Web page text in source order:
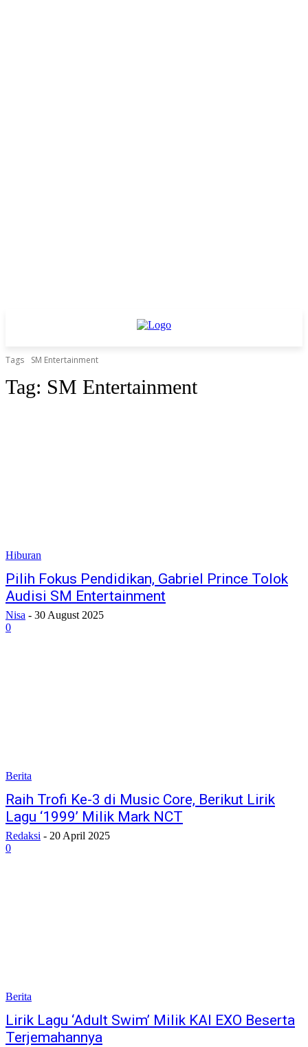
Tags SM Entertainment
Tag: SM Entertainment
Hiburan
Pilih Fokus Pendidikan, Gabriel Prince Tolok
Audisi SM Entertainment
Nisa - 30 August 2025
0
Berita
Raih Trofi Ke-3 di Music Core, Berikut Lirik
Lagu ‘1999’ Milik Mark NCT
Redaksi - 20 April 2025
0
Berita
Lirik Lagu ‘Adult Swim’ Milik KAI EXO Beserta
Terjemahannya